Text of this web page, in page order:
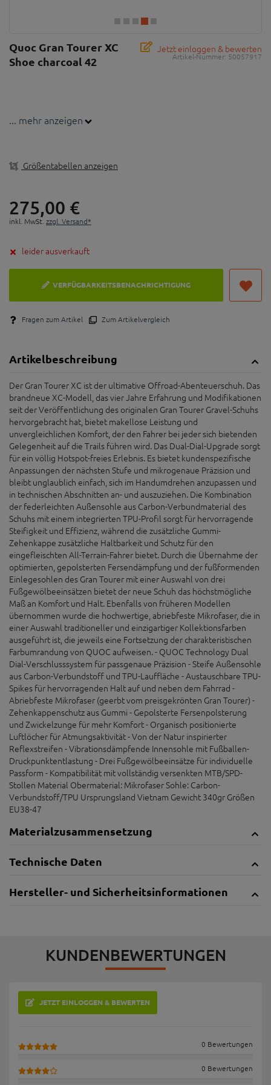
Jetzt einloggen & bewerten
Artikel-Nummer: 50057917
Quoc Gran Tourer XC
Shoe charcoal 42
... mehr anzeigen
Größentabellen anzeigen
275,00 €
inkl. MwSt. zzgl. Versand*
leider ausverkauft
VERFÜGBARKEITSBENACHRICHTIGUNG
Fragen zum Artikel Zum Artikelvergleich
Artikelbeschreibung
Der Gran Tourer XC ist der ultimative Offroad-Abenteuerschuh. Das
brandneue XC-Modell, das vier Jahre Erfahrung und Modifikationen
seit der Veröffentlichung des originalen Gran Tourer Gravel-Schuhs
hervorgebracht hat, bietet makellose Leistung und
unvergleichlichen Komfort, der den Fahrer bei jeder sich bietenden
Gelegenheit auf die Trails führen wird. Das Dual-Dial-Upgrade sorgt
für ein völlig Hotspot-freies Erlebnis. Es bietet kundenspezifische
Anpassungen der nächsten Stufe und mikrogenaue Präzision und
bleibt unglaublich einfach, sich im Handumdrehen anzupassen und
in technischen Abschnitten an- und auszuziehen. Die Kombination
der federleichten Außensohle aus Carbon-Verbundmaterial des
Schuhs mit einem integrierten TPU-Profil sorgt für hervorragende
Steifigkeit und Effizienz, während die zusätzliche Gummi-
Zehenkappe zusätzliche Haltbarkeit und Schutz für den
eingefleischten All-Terrain-Fahrer bietet. Durch die Übernahme der
optimierten, gepolsterten Fersendämpfung und der fußformenden
Einlegesohlen des Gran Tourer mit einer Auswahl von drei
Fußgewölbeeinsätzen bietet der neue Schuh das höchstmögliche
Maß an Komfort und Halt. Ebenfalls von früheren Modellen
übernommen wurde die hochwertige, abriebfeste Mikrofaser, die in
einer Auswahl traditioneller und einzigartiger Kollektionsfarben
ausgeführt ist, die jeweils eine Fortsetzung der charakteristischen
Farbumrandung von QUOC aufweisen. - QUOC Technology Dual
Dial-Verschlusssystem für passgenaue Präzision - Steife Außensohle
aus Carbon-Verbundstoff und TPU-Lauffläche - Austauschbare TPU-
Spikes für hervorragenden Halt auf und neben dem Fahrrad -
Abriebfeste Mikrofaser (geerbt vom preisgekrönten Gran Tourer) -
Zehenkappenschutz aus Gummi - Gepolsterte Fersenpolsterung
und Zwickelzunge für mehr Komfort - Organisch positionierte
Luftlöcher für Atmungsaktivität - Von der Natur inspirierter
Reflexstreifen - Vibrationsdämpfende Innensohle mit Fußballen-
Druckpunktentlastung - Drei Fußgewölbeeinsätze für individuelle
Passform - Kompatibilität mit vollständig versenkten MTB/SPD-
Stollen Material Obermaterial: Mikrofaser Sohle: Carbon-
Verbundstoff/TPU Ursprungsland Vietnam Gewicht 340gr Größen
EU38-47
Materialzusammensetzung
Technische Daten
Hersteller- und Sicherheitsinformationen
KUNDENBEWERTUNGEN
JETZT EINLOGGEN & BEWERTEN
0 Bewertungen
0 Bewertungen